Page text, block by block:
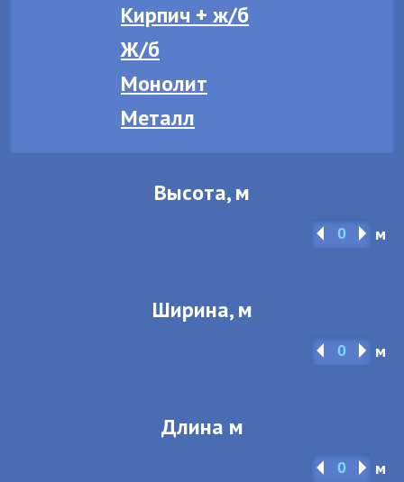
Кирпич + ж/б
Ж/б
Монолит
Металл
Высота, м
м
Ширина, м
м
Длина м
м